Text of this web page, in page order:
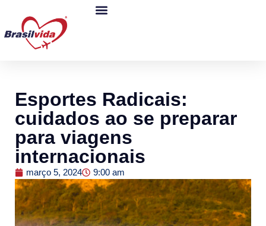
Esportes Radicais:
cuidados ao se preparar
para viagens
internacionais
março 5, 2024 9:00 am